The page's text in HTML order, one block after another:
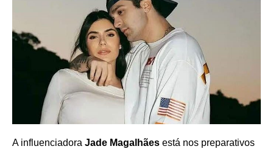
A influenciadora Jade Magalhães está nos preparativos